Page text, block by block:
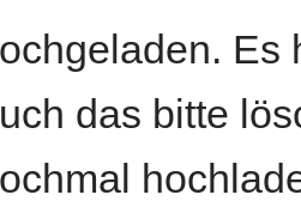
Es
das bitte